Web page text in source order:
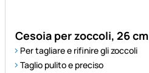
Cesoia per zoccoli, 26 cm
Per tagliare e rifinire gli zoccoli
Taglio pulito e preciso